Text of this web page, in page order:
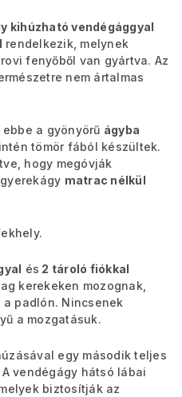
kihúzható vendégággyal
rendelkezik, melynek
fenyőből van gyártva. Az
nem ártalmas
a gyönyörű ágyba
tömör fából készültek.
hogy megóvják
matrac nélkül
és 2 tároló fiókkal
kerekeken mozognak,
padlón. Nincsenek
a mozgatásuk.
egy második teljes
vendégágy hátsó lábai
biztosítják az